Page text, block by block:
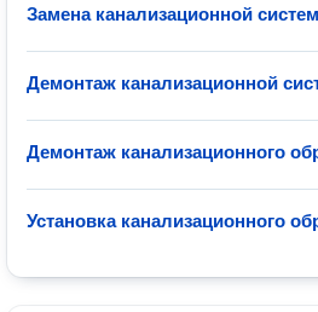
Замена канализационной
Демонтаж канализационной
Демонтаж канализационного
Установка канализационного